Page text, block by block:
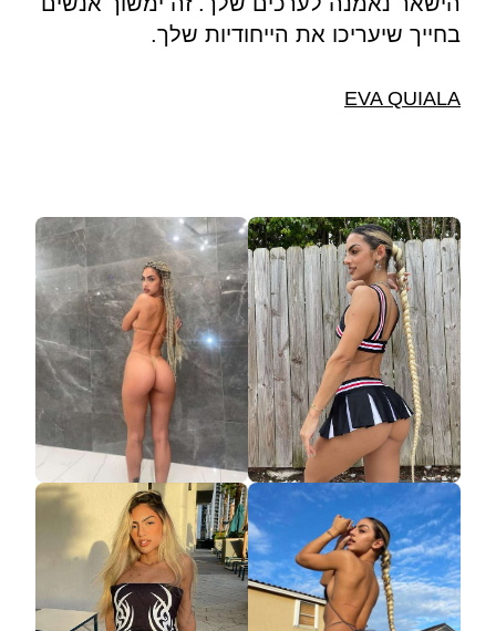
בחייך שיעריכו את הייחודיות שלך.
EVA QUIALA